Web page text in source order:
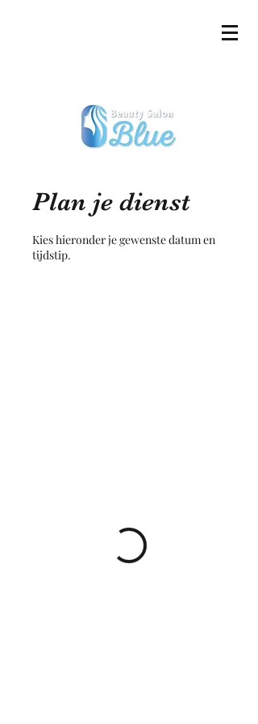
Plan je dienst
Kies hieronder je gewenste datum en
tijdstip.